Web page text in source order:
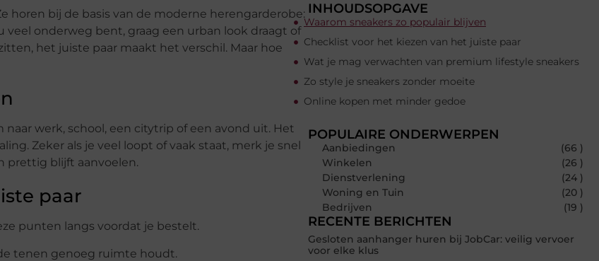
horen bij de basis van de moderne herengarderobe:
onderweg bent, graag een urban look draagt of
het juiste paar maakt het verschil. Maar hoe
werk, school, een citytrip of een avond uit. Het
Zeker als je veel loopt of vaak staat, merk je snel
prettig blijft aanvoelen.
paar
punten langs voordat je bestelt.
tenen genoeg ruimte houdt.
INHOUDSOPGAVE
Waarom sneakers zo populair blijven
Checklist voor het kiezen van het juiste paar
Wat je mag verwachten van premium lifestyle sneakers
Zo style je sneakers zonder moeite
Online kopen met minder gedoe
POPULAIRE ONDERWERPEN
Aanbiedingen
(66 )
Winkelen
(26 )
Dienstverlening
(24 )
Woning en Tuin
(20 )
Bedrijven
(19 )
RECENTE BERICHTEN
Gesloten aanhanger huren bij JobCar: veilig vervoer
voor elke klus